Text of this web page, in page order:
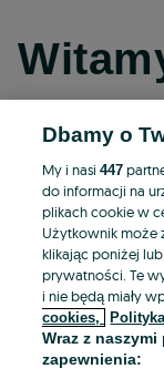
Dbamy o
My i nasi447
do informacji na
plikach cookie w
Użytkownik może
klikając poniżej
prywatności. Te
i nie będą miały
cookies,
Wraz z
zapewnienia: